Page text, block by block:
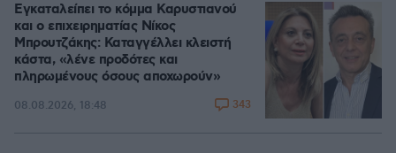
Εγκαταλείπει το κόμμα Καρυστιανού
και ο επιχειρηματίας Νίκος
Μπρουτζάκης: Καταγγέλλει κλειστή
κάστα, «λένε προδότες και
πληρωμένους όσους αποχωρούν»
08.08.2026, 18:48 343